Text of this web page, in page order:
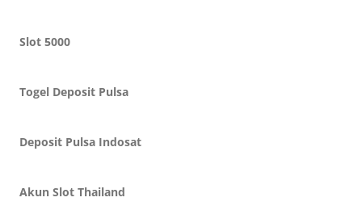
Slot 5000
Togel Deposit Pulsa
Deposit Pulsa Indosat
Akun Slot Thailand